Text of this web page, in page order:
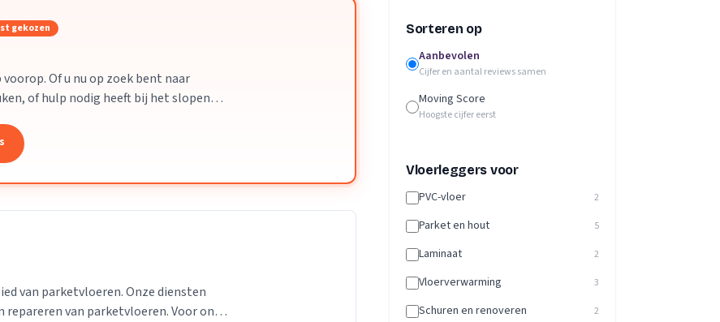
gekozen
Of u nu op zoek bent naar
of hulp nodig heeft bij het slopen
van parketvloeren. Onze diensten
van parketvloeren. Voor ons is
Sorteren op
Aanbevolen
Cijfer en aantal reviews samen
Moving Score
Hoogste cijfer eerst
Vloerleggers voor
PVC-vloer 2
Parket en hout 5
Laminaat 2
Vloerverwarming 3
Schuren en renoveren 2